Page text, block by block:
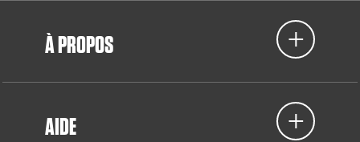
À PROPOS
AIDE